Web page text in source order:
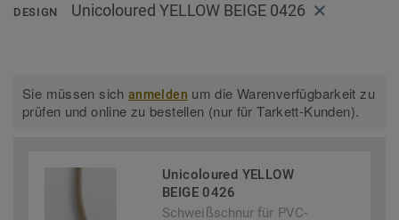
DESIGN Unicoloured YELLOW BEIGE 0426
Sie müssen sichanmelden um die Warenverfügbarkeit zu
prüfen und online zu bestellen (nur für Tarkett-Kunden).
Unicoloured YELLOW
BEIGE 0426
Schweißschnur für PVC-